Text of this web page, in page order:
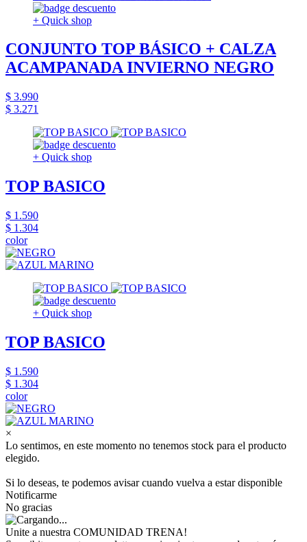
+ Quick shop
CONJUNTO TOP BÁSICO + CALZA
ACAMPANADA INVIERNO NEGRO
$ 3.990
$ 3.271
+ Quick shop
TOP BASICO
$ 1.590
$ 1.304
color
+ Quick shop
TOP BASICO
$ 1.590
$ 1.304
color
×
Lo sentimos, en este momento no tenemos stock para el producto
elegido.
Si lo deseas, te podemos avisar cuando vuelva a estar disponible
Notificarme
No gracias
Unite a nuestra COMUNIDAD TRENA!